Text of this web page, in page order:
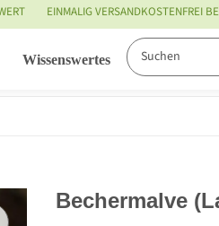
EINMALIG VERSANDKOSTENFREI
Wissenswertes Service
Bechermalve